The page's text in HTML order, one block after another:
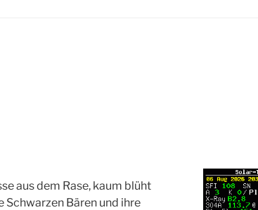
aus dem Rase, kaum blüht
Schwarzen Bären und ihre